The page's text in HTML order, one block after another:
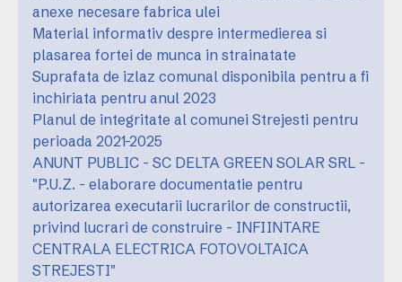
anexe necesare fabrica ulei
Material informativ despre intermedierea si
plasarea fortei de munca in strainatate
Suprafata de izlaz comunal disponibila pentru a fi
inchiriata pentru anul 2023
Planul de integritate al comunei Strejesti pentru
perioada 2021-2025
ANUNT PUBLIC - SC DELTA GREEN SOLAR SRL -
"P.U.Z. - elaborare documentatie pentru
autorizarea executarii lucrarilor de constructii,
privind lucrari de construire - INFIINTARE
CENTRALA ELECTRICA FOTOVOLTAICA
STREJESTI"